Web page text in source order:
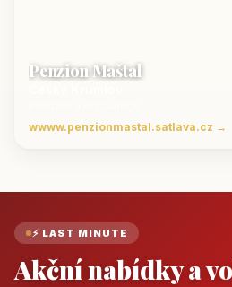
Penzion Maštal
wwww.penzionmastal.satlava.cz →
⚡ LAST MINUTE
Akční nabídky a